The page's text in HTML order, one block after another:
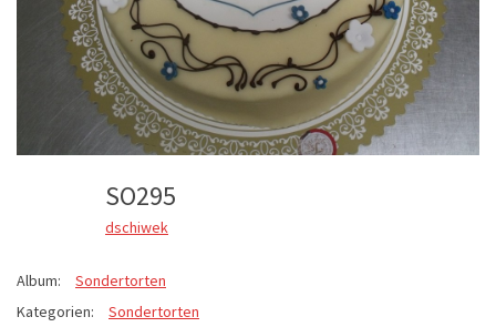
SO295
dschiwek
Album:
Sondertorten
Kategorien:
Sondertorten